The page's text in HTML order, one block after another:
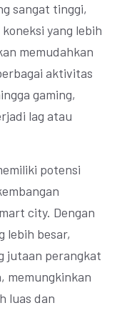
sangat tinggi,
yang lebih
memudahkan
aktivitas
gaming,
lag atau
potensi
city. Dengan
lebih besar,
jutaan perangkat
memungkinkan
luas dan